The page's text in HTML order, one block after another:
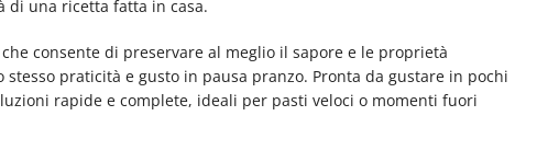
di una ricetta fatta in casa.
che consente di preservare al meglio il sapore e le proprietà
praticità e gusto in pausa pranzo. Pronta da gustare in pochi
rapide e complete, ideali per pasti veloci o momenti fuori